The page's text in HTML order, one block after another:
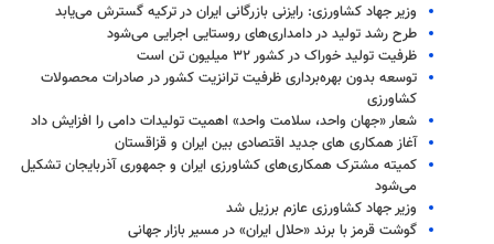
وزیر جهاد کشاورزی: رایزنی بازرگانی ایران در ترکیه گسترش می‌یابد
طرح رشد تولید در دامداری‌های روستایی اجرایی می‌شود
ظرفیت تولید خوراک در کشور ۳۲ میلیون تن است
توسعه بدون بهره‌برداری ظرفیت ترانزیت کشور در صادرات محصولات
کشاورزی
شعار «جهان واحد، سلامت واحد» اهمیت تولیدات دامی را افزایش داد
آغاز همکاری های جدید اقتصادی بین ایران و قزاقستان
کمیته مشترک همکاری‌های کشاورزی ایران و جمهوری آذربایجان تشکیل
می‌شود
وزیر جهاد کشاورزی عازم برزیل شد
گوشت قرمز با برند «حلال ایران» در مسیر بازار جهانی